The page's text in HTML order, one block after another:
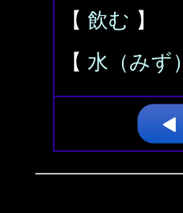
【 飲む 】
【 水（みず）